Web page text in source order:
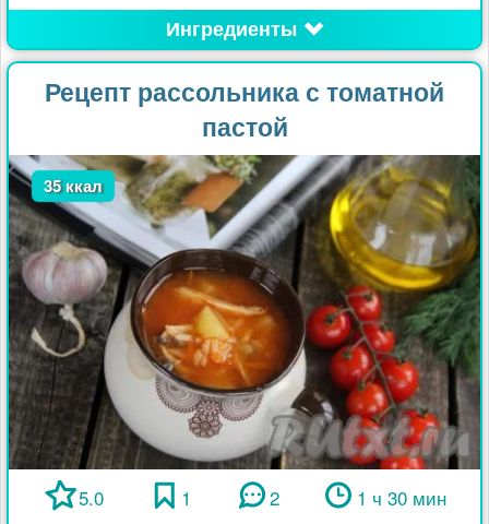
Ингредиенты
Рецепт рассольника с томатной
пастой
35 ккал
5.0 1 2 1 ч 30 мин